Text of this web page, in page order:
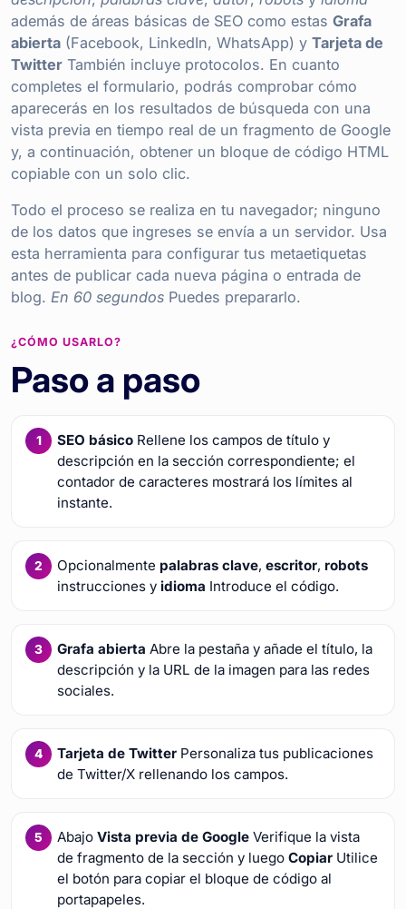
además de áreas básicas de SEO como estas Grafa
abierta (Facebook, LinkedIn, WhatsApp) y Tarjeta de
Twitter También incluye protocolos. En cuanto
completes el formulario, podrás comprobar cómo
aparecerás en los resultados de búsqueda con una
vista previa en tiempo real de un fragmento de Google
y, a continuación, obtener un bloque de código HTML
copiable con un solo clic.
Todo el proceso se realiza en tu navegador; ninguno
de los datos que ingreses se envía a un servidor. Usa
esta herramienta para configurar tus metaetiquetas
antes de publicar cada nueva página o entrada de
blog. En 60 segundos Puedes prepararlo.
¿CÓMO USARLO?
Paso a paso
SEO básicoRellene los campos de título y
descripción en la sección correspondiente; el
contador de caracteres mostrará los límites al
instante.
Opcionalmente palabras clave, escritor, robots
instrucciones y idioma Introduce el código.
Grafa abierta Abre la pestaña y añade el título, la
descripción y la URL de la imagen para las redes
sociales.
Tarjeta de TwitterPersonaliza tus publicaciones
de Twitter/X rellenando los campos.
Abajo Vista previa de GoogleVerifique la vista
de fragmento de la sección y luego CopiarUtilice
el botón para copiar el bloque de código al
portapapeles.